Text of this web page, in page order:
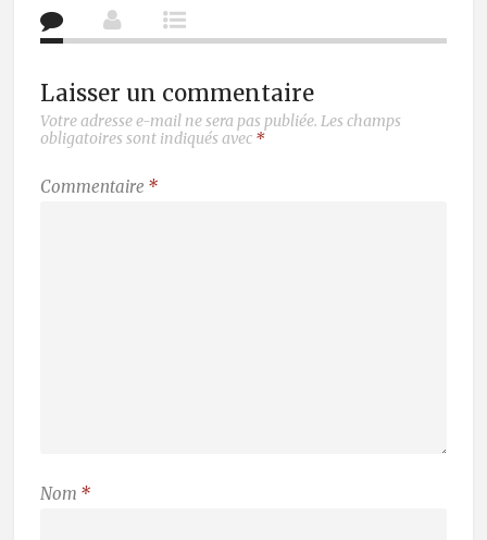
Laisser un commentaire
Votre adresse e-mail ne sera pas publiée. Les champs
obligatoires sont indiqués avec *
Commentaire *
Nom *